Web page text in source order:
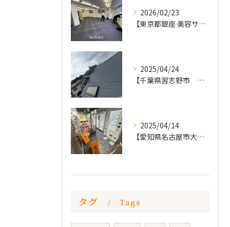
2026/02/23
【東京都銀座 美容サロン店舗工事】
2025/04/24
【千葉県習志野市 戸建て 屋根の葺き替え工事】
2025/04/14
【愛知県名古屋市大須 カードショップ屋のリノベーション
タグ Tags